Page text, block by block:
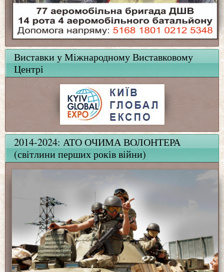
Виставки у Міжнародному Виставковому
Центрі
2014-2024: АТО ОЧИМА ВОЛОНТЕРА
(світлини перших років війни)